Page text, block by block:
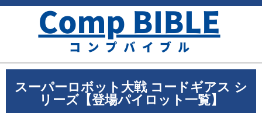
スーパーロボット大戦 コードギアス シ
リーズ【登場パイロット一覧】